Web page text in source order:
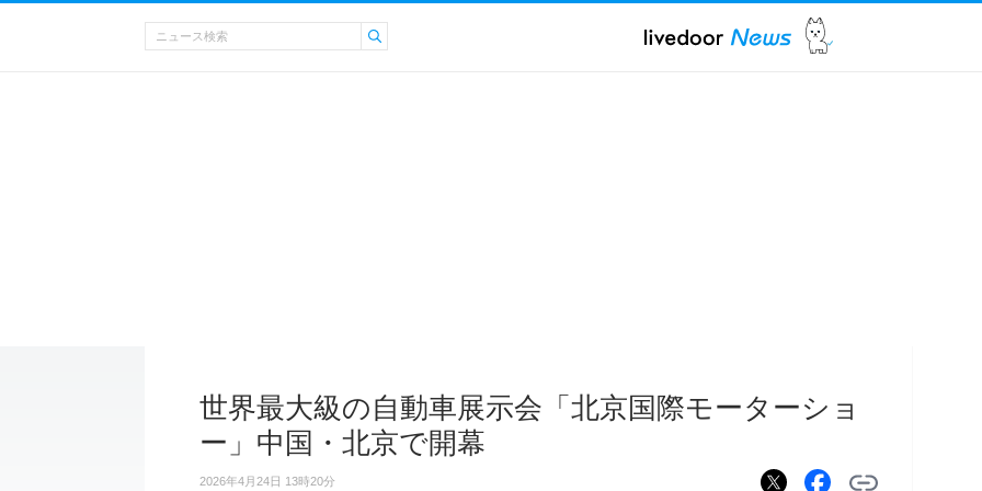
世界最大級の自動車展示会「北京国際モーターショ
ー」中国・北京で開幕
2026年4月24日 13時20分